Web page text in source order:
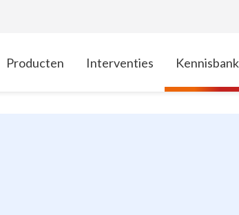
navigatie items
Producten Interventies Kennisbank